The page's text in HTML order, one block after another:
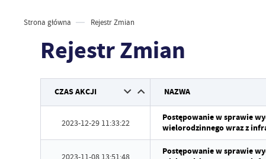
Strona główna Rejestr Zmian
Rejestr Zmian
CZAS AKCJI NAZWA
2023-12-29 11:33:22
Postępowanie w sprawie
wielorodzinnego wraz z
2023-11-08 13:51:48
Postępowanie w sprawie